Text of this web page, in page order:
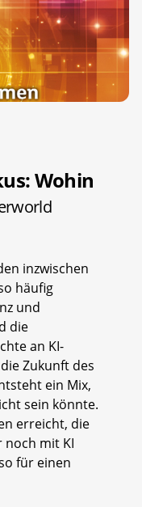
Wohin
inzwischen
häufig
und
die
an KI-
Zukunft des
ein Mix,
sein könnte.
erreicht, die
noch mit KI
für einen